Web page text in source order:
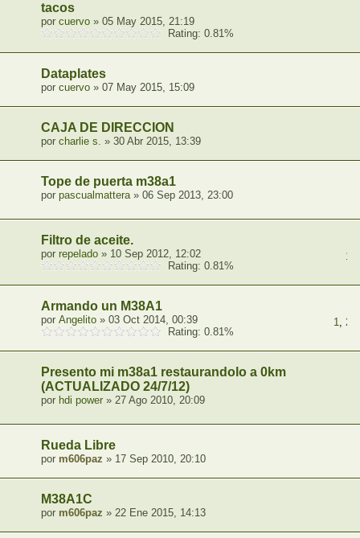
tacos
por cuervo » 05 May 2015, 21:19
Rating: 0.81%
Dataplates
por cuervo » 07 May 2015, 15:09
CAJA DE DIRECCION
por charlie s. » 30 Abr 2015, 13:39
Tope de puerta m38a1
por pascualmattera» 06 Sep 2013, 23:00
Filtro de aceite.
1
por repelado » 10 Sep 2012, 12:02
Rating: 0.81%
Armando un M38A1
1, 2
por Angelito » 03 Oct 2014, 00:39
Rating: 0.81%
Presento mi m38a1 restaurandolo a 0km
(ACTUALIZADO 24/7/12)
por hdi power » 27 Ago 2010, 20:09
Rueda Libre
por m606paz » 17 Sep 2010, 20:10
M38A1C
por m606paz » 22 Ene 2015, 14:13